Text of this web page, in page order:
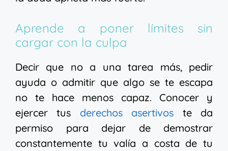
Aprende a poner límites sin
cargar con la culpa
Decir que no a una tarea más, pedir
ayuda o admitir que algo se te escapa
no te hace menos capaz. Conocer y
ejercer tus derechos asertivos te da
permiso para dejar de demostrar
constantemente tu valía a costa de tu